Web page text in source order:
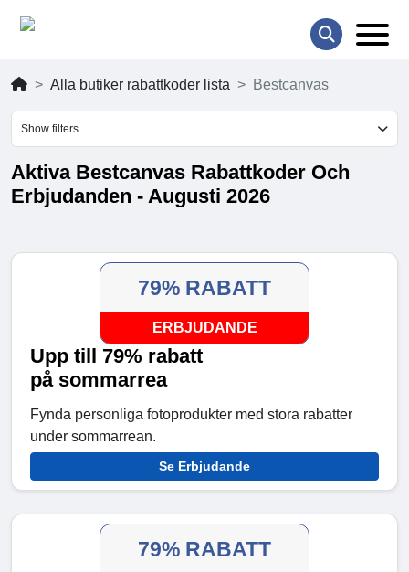
Alla butiker rabattkoder lista Bestcanvas
Show filters
Aktiva Bestcanvas Rabattkoder Och
Erbjudanden - Augusti 2026
79% RABATT
ERBJUDANDE
Upp till 79% rabatt
på sommarrea
Fynda personliga fotoprodukter med stora rabatter
under sommarrean.
Se Erbjudande
79% RABATT